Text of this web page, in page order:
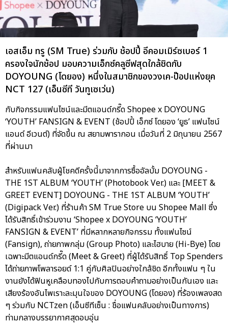
เอสเอ็ม ทรู (SM True) ร่วมกับ ช้อปปี้ อีคอมเมิร์ซเบอร์ 1
ครองใจนักช้อป มอบความเอ็กซ์คลูซีฟสุดใกล้ชิดกับ
DOYOUNG (โดยอง) หนึ่งในสมาชิกของวงเค-ป๊อปแห่งยุค
NCT 127 (เอ็นซีที วันทูเซเว่น)
กับกิจกรรมแฟนไซน์และมีตแอนด์กรี๊ด Shopee x DOYOUNG
‘YOUTH’ FANSIGN & EVENT (ช้อปปี้ เอ็กซ์ โดยอง ‘ยูธ’ แฟนไซน์
แอนด์ อีเวนต์) ที่จัดขึ้น ณ สยามพารากอน เมื่อวันที่ 2 มิถุนายน 2567
ที่ผ่านมา
สำหรับแฟนคลับผู้โชคดีครั้งนี้มาจากการซื้ออัลบั้ม DOYOUNG -
THE 1ST ALBUM ‘YOUTH’ (Photobook Ver.) และ [MEET &
GREET EVENT] DOYOUNG - THE 1ST ALBUM ‘YOUTH’
(Digipack Ver.) ที่ร้านค้า SM True Store บน Shopee Mall ซึ่ง
ได้รับสิทธิ์เข้าร่วมงาน ‘Shopee x DOYOUNG ‘YOUTH’
FANSIGN & EVENT’ ที่มีหลากหลายกิจกรรม ทั้งแฟนไซน์
(Fansign), ถ่ายภาพกลุ่ม (Group Photo) และไฮบาย (Hi-Bye) โดย
เฉพาะมีตแอนด์กรี๊ด (Meet & Greet) ที่ผู้ได้รับสิทธิ์ Top Spenders
ได้ถ่ายภาพโพลารอยด์ 1:1 คู่กับศิลปินอย่างใกล้ชิด อีกทั้งแฟน ๆ ใน
งานยังได้ฟินหูเคลือบทองไปกับการตอบคำถามอย่างเป็นกันเอง และ
เสียงร้องอันไพเราะละมุนใจของ DOYOUNG (โดยอง) ที่ร้องเพลงสด
ๆ ร่วมกับ NCTzen (เอ็นซีทีเซ็น : ชื่อแฟนคลับอย่างเป็นทางการ)
ท่ามกลางบรรยากาศสุดอบอุ่น